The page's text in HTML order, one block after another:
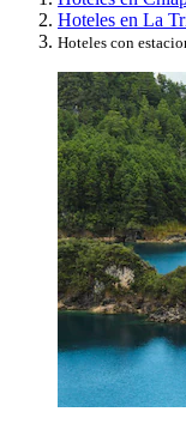
Hoteles en La
Hoteles con